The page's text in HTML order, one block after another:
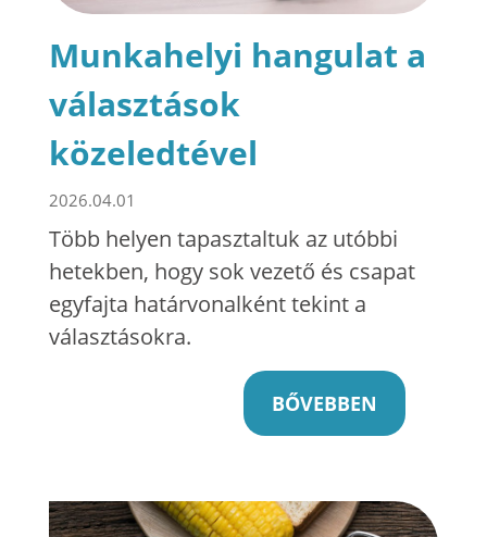
Munkahelyi hangulat a
választások
közeledtével
2026.04.01
Több helyen tapasztaltuk az utóbbi
hetekben, hogy sok vezető és csapat
egyfajta határvonalként tekint a
választásokra.
BŐVEBBEN